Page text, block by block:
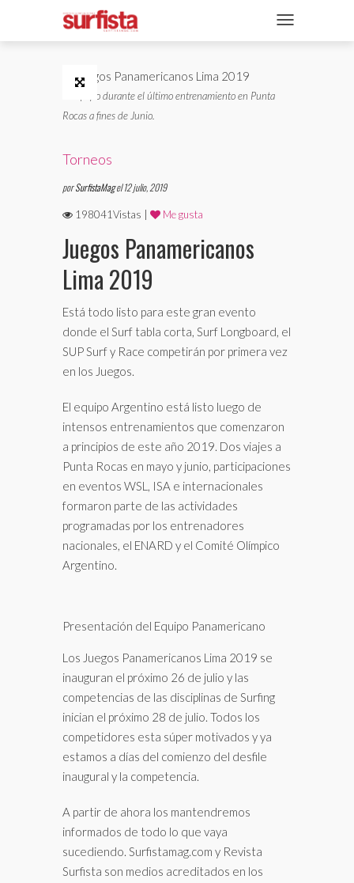
NAVEGACIÓN
REVISTA DIGITAL
SECCIONES
ENTREVISTAS
El equipo durante el último entrenamiento en Punta
Rocas a fines de Junio.
Torneos
porSurfistaMagel 12 julio, 2019
198041Vistas | Me gusta
Juegos Panamericanos
Lima 2019
Está todo listo para este gran evento
donde el Surf tabla corta, Surf Longboard, el
SUP Surf y Race competirán por primera vez
en los Juegos.
El equipo Argentino está listo luego de
intensos entrenamientos que comenzaron
a principios de este año 2019. Dos viajes a
Punta Rocas en mayo y junio, participaciones
en eventos WSL, ISA e internacionales
formaron parte de las actividades
programadas por los entrenadores
nacionales, el ENARD y el Comité Olímpico
Argentino.
Presentación del Equipo Panamericano
Los Juegos Panamericanos Lima 2019 se
inauguran el próximo 26 de julio y las
competencias de las disciplinas de Surfing
inician el próximo 28 de julio. Todos los
competidores esta súper motivados y ya
estamos a días del comienzo del desfile
inaugural y la competencia.
A partir de ahora los mantendremos
informados de todo lo que vaya
sucediendo. Surfistamag.com y Revista
Surfista son medios acreditados en los